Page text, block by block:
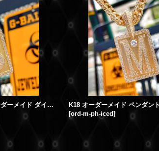
K18 ペンダントトップ オーダーメイド ダイヤモンド "S" タグトップ オーダーネックレス
[ord-m-ph-iced]